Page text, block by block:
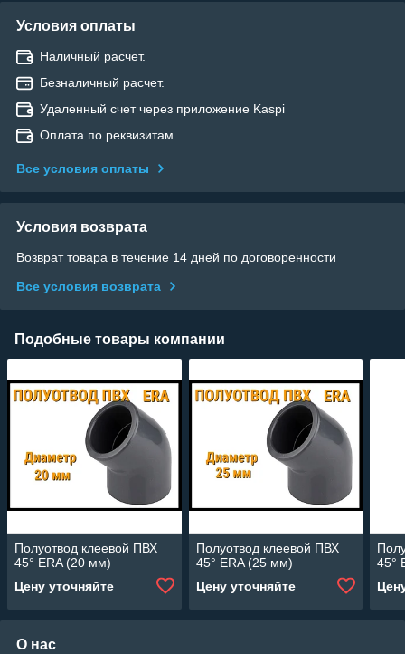
Условия оплаты
Наличный расчет.
Безналичный расчет.
Удаленный счет через приложение Kaspi
Оплата по реквизитам
Все условия оплаты
Условия возврата
Возврат товара в течение 14 дней по договоренности
Все условия возврата
Подобные товары компании
Полуотвод клеевой ПВХ
45° ERA (20 мм)
Цену уточняйте
Полуотвод клеевой ПВХ
45° ERA (25 мм)
Цену уточняйте
45°
О нас